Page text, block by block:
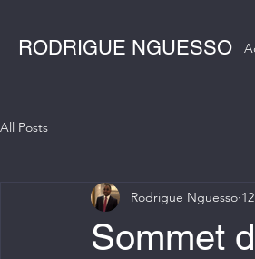
RODRIGUE NGUESSO
All Posts
Sommet
Rodrigue Nguesso